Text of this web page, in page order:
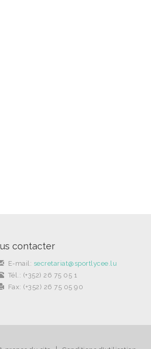
contacter
E-mail: secretariat@sportlycee.lu
Tél.: (+352) 26 75 05 1
Fax: (+352) 26 75 05 90